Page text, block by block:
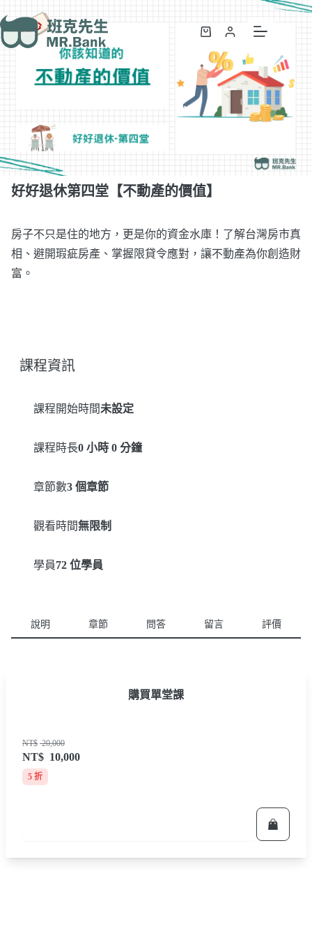
NT$ 20,000
NT$ 10,000
加入購物車
好好退休第四堂【不動產的價值】
房子不只是住的地方，更是你的資金水庫！了解台灣房市真
相、避開瑕疵房產、掌握限貸令應對，讓不動產為你創造財
富。
課程資訊
課程開始時間未設定
課程時長0 小時 0 分鐘
章節數3 個章節
觀看時間無限制
學員72 位學員
說明 章節 問答 留言 評價
購買單堂課
NT$ 20,000
NT$ 10,000
5 折